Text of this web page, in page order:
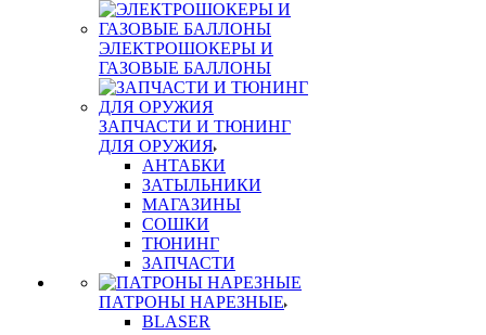
ЭЛЕКТРОШОКЕРЫ И
ГАЗОВЫЕ БАЛЛОНЫ
ЗАПЧАСТИ И ТЮНИНГ
ДЛЯ ОРУЖИЯ
АНТАБКИ
ЗАТЫЛЬНИКИ
МАГАЗИНЫ
СОШКИ
ТЮНИНГ
ЗАПЧАСТИ
ПАТРОНЫ НАРЕЗНЫЕ
BLASER